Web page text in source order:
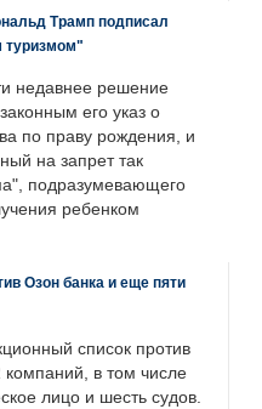
Трамп подписал
туризмом"
недавнее решение
его указ о
по праву рождения, и
на запрет так
подразумевающего
ребенком
Озон банка и еще пяти
список против
в том числе
лицо и шесть судов.